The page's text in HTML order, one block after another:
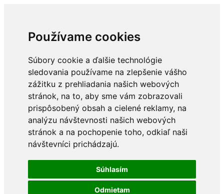
Používame cookies
Súbory cookie a ďalšie technológie
sledovania používame na zlepšenie vášho
zážitku z prehliadania našich webových
stránok, na to, aby sme vám zobrazovali
prispôsobený obsah a cielené reklamy, na
analýzu návštevnosti našich webových
stránok a na pochopenie toho, odkiaľ naši
návštevníci prichádzajú.
Súhlasím
Odmietam